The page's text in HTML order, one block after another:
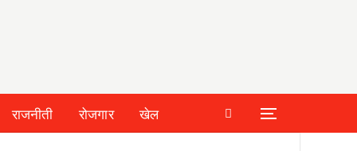
राजनीती रोजगार
खेल